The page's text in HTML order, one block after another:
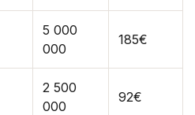
5 000
000
185€
2 500
000
92€